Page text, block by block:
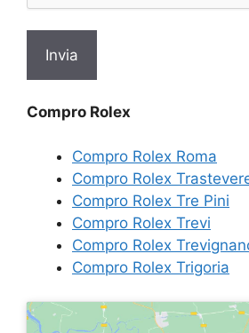
Compro Rolex
Compro Rolex Roma
Compro Rolex
Compro Rolex Tre Pini
Compro Rolex Trevi
Compro Rolex
Compro Rolex Trigoria